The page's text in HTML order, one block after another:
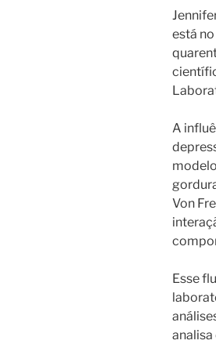
está
A
Von
Esse